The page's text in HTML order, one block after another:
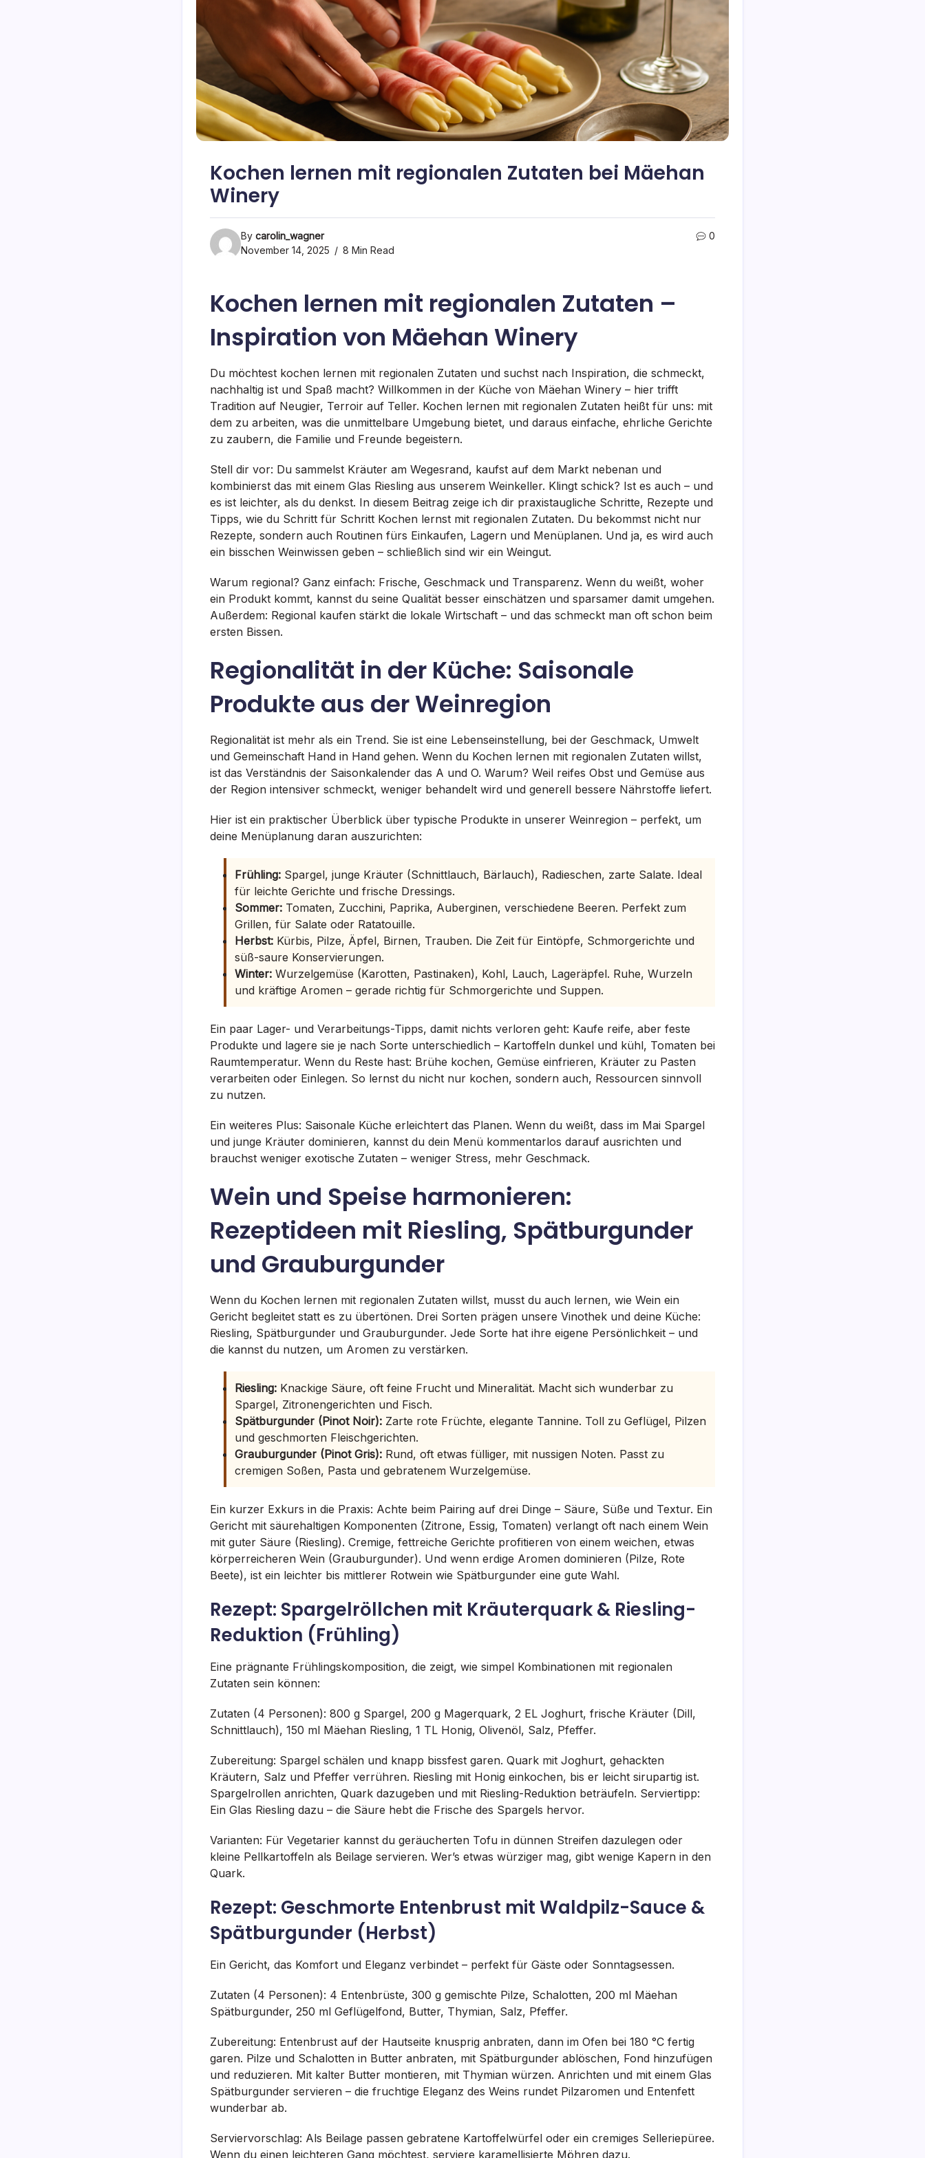
Kochen lernen mit regionalen Zutaten bei Mäehan
Winery
By carolin_wagner
November 14, 2025
8 Min Read
0
Kochen lernen mit regionalen Zutaten –
Inspiration von Mäehan Winery
Du möchtest kochen lernen mit regionalen Zutaten und suchst nach Inspiration, die schmeckt,
nachhaltig ist und Spaß macht? Willkommen in der Küche von Mäehan Winery – hier trifft
Tradition auf Neugier, Terroir auf Teller. Kochen lernen mit regionalen Zutaten heißt für uns: mit
dem zu arbeiten, was die unmittelbare Umgebung bietet, und daraus einfache, ehrliche Gerichte
zu zaubern, die Familie und Freunde begeistern.
Stell dir vor: Du sammelst Kräuter am Wegesrand, kaufst auf dem Markt nebenan und
kombinierst das mit einem Glas Riesling aus unserem Weinkeller. Klingt schick? Ist es auch – und
es ist leichter, als du denkst. In diesem Beitrag zeige ich dir praxistaugliche Schritte, Rezepte und
Tipps, wie du Schritt für Schritt Kochen lernst mit regionalen Zutaten. Du bekommst nicht nur
Rezepte, sondern auch Routinen fürs Einkaufen, Lagern und Menüplanen. Und ja, es wird auch
ein bisschen Weinwissen geben – schließlich sind wir ein Weingut.
Warum regional? Ganz einfach: Frische, Geschmack und Transparenz. Wenn du weißt, woher
ein Produkt kommt, kannst du seine Qualität besser einschätzen und sparsamer damit umgehen.
Außerdem: Regional kaufen stärkt die lokale Wirtschaft – und das schmeckt man oft schon beim
ersten Bissen.
Regionalität in der Küche: Saisonale
Produkte aus der Weinregion
Regionalität ist mehr als ein Trend. Sie ist eine Lebenseinstellung, bei der Geschmack, Umwelt
und Gemeinschaft Hand in Hand gehen. Wenn du Kochen lernen mit regionalen Zutaten willst,
ist das Verständnis der Saisonkalender das A und O. Warum? Weil reifes Obst und Gemüse aus
der Region intensiver schmeckt, weniger behandelt wird und generell bessere Nährstoffe liefert.
Hier ist ein praktischer Überblick über typische Produkte in unserer Weinregion – perfekt, um
deine Menüplanung daran auszurichten:
Frühling: Spargel, junge Kräuter (Schnittlauch, Bärlauch), Radieschen, zarte Salate. Ideal
für leichte Gerichte und frische Dressings.
Sommer: Tomaten, Zucchini, Paprika, Auberginen, verschiedene Beeren. Perfekt zum
Grillen, für Salate oder Ratatouille.
Herbst: Kürbis, Pilze, Äpfel, Birnen, Trauben. Die Zeit für Eintöpfe, Schmorgerichte und
süß-saure Konservierungen.
Winter: Wurzelgemüse (Karotten, Pastinaken), Kohl, Lauch, Lageräpfel. Ruhe, Wurzeln
und kräftige Aromen – gerade richtig für Schmorgerichte und Suppen.
Ein paar Lager- und Verarbeitungs-Tipps, damit nichts verloren geht: Kaufe reife, aber feste
Produkte und lagere sie je nach Sorte unterschiedlich – Kartoffeln dunkel und kühl, Tomaten bei
Raumtemperatur. Wenn du Reste hast: Brühe kochen, Gemüse einfrieren, Kräuter zu Pasten
verarbeiten oder Einlegen. So lernst du nicht nur kochen, sondern auch, Ressourcen sinnvoll
zu nutzen.
Ein weiteres Plus: Saisonale Küche erleichtert das Planen. Wenn du weißt, dass im Mai Spargel
und junge Kräuter dominieren, kannst du dein Menü kommentarlos darauf ausrichten und
brauchst weniger exotische Zutaten – weniger Stress, mehr Geschmack.
Wein und Speise harmonieren:
Rezeptideen mit Riesling, Spätburgunder
und Grauburgunder
Wenn du Kochen lernen mit regionalen Zutaten willst, musst du auch lernen, wie Wein ein
Gericht begleitet statt es zu übertönen. Drei Sorten prägen unsere Vinothek und deine Küche:
Riesling, Spätburgunder und Grauburgunder. Jede Sorte hat ihre eigene Persönlichkeit – und
die kannst du nutzen, um Aromen zu verstärken.
Riesling: Knackige Säure, oft feine Frucht und Mineralität. Macht sich wunderbar zu
Spargel, Zitronengerichten und Fisch.
Spätburgunder (Pinot Noir): Zarte rote Früchte, elegante Tannine. Toll zu Geflügel, Pilzen
und geschmorten Fleischgerichten.
Grauburgunder (Pinot Gris): Rund, oft etwas fülliger, mit nussigen Noten. Passt zu
cremigen Soßen, Pasta und gebratenem Wurzelgemüse.
Ein kurzer Exkurs in die Praxis: Achte beim Pairing auf drei Dinge – Säure, Süße und Textur. Ein
Gericht mit säurehaltigen Komponenten (Zitrone, Essig, Tomaten) verlangt oft nach einem Wein
mit guter Säure (Riesling). Cremige, fettreiche Gerichte profitieren von einem weichen, etwas
körperreicheren Wein (Grauburgunder). Und wenn erdige Aromen dominieren (Pilze, Rote
Beete), ist ein leichter bis mittlerer Rotwein wie Spätburgunder eine gute Wahl.
Rezept: Spargelröllchen mit Kräuterquark & Riesling-
Reduktion (Frühling)
Eine prägnante Frühlingskomposition, die zeigt, wie simpel Kombinationen mit regionalen
Zutaten sein können:
Zutaten (4 Personen): 800 g Spargel, 200 g Magerquark, 2 EL Joghurt, frische Kräuter (Dill,
Schnittlauch), 150 ml Mäehan Riesling, 1 TL Honig, Olivenöl, Salz, Pfeffer.
Zubereitung: Spargel schälen und knapp bissfest garen. Quark mit Joghurt, gehackten
Kräutern, Salz und Pfeffer verrühren. Riesling mit Honig einkochen, bis er leicht sirupartig ist.
Spargelrollen anrichten, Quark dazugeben und mit Riesling-Reduktion beträufeln. Serviertipp:
Ein Glas Riesling dazu – die Säure hebt die Frische des Spargels hervor.
Varianten: Für Vegetarier kannst du geräucherten Tofu in dünnen Streifen dazulegen oder
kleine Pellkartoffeln als Beilage servieren. Wer’s etwas würziger mag, gibt wenige Kapern in den
Quark.
Rezept: Geschmorte Entenbrust mit Waldpilz-Sauce &
Spätburgunder (Herbst)
Ein Gericht, das Komfort und Eleganz verbindet – perfekt für Gäste oder Sonntagsessen.
Zutaten (4 Personen): 4 Entenbrüste, 300 g gemischte Pilze, Schalotten, 200 ml Mäehan
Spätburgunder, 250 ml Geflügelfond, Butter, Thymian, Salz, Pfeffer.
Zubereitung: Entenbrust auf der Hautseite knusprig anbraten, dann im Ofen bei 180 °C fertig
garen. Pilze und Schalotten in Butter anbraten, mit Spätburgunder ablöschen, Fond hinzufügen
und reduzieren. Mit kalter Butter montieren, mit Thymian würzen. Anrichten und mit einem Glas
Spätburgunder servieren – die fruchtige Eleganz des Weins rundet Pilzaromen und Entenfett
wunderbar ab.
Serviervorschlag: Als Beilage passen gebratene Kartoffelwürfel oder ein cremiges Selleriepüree.
Wenn du einen leichteren Gang möchtest, serviere karamellisierte Möhren dazu.